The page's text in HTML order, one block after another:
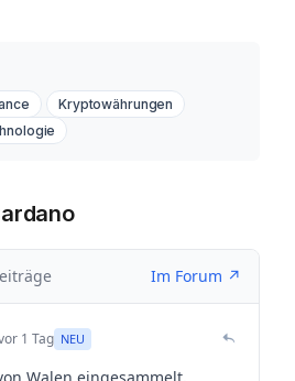
Kryptowährungen